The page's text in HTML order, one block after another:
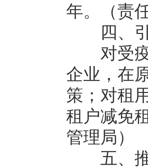
年。（责
四、引
对受疫
企业，在
策；对租
租户减免
管理局
五、